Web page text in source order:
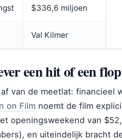
$336,6 miljoen
Val Kilmer
een hit of een
van de meetlat: financieel
on Film noemt de film
openingsweekend van
en uiteindelijk bracht